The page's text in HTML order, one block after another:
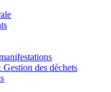
des déchets